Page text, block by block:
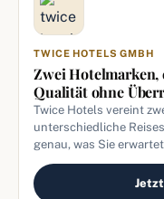
TWICE HOTELS GMBH
Zwei Hotelmarken,
Qualität ohne
Twice Hotels vereint
unterschiedliche
genau, was Sie
sicher buchen.